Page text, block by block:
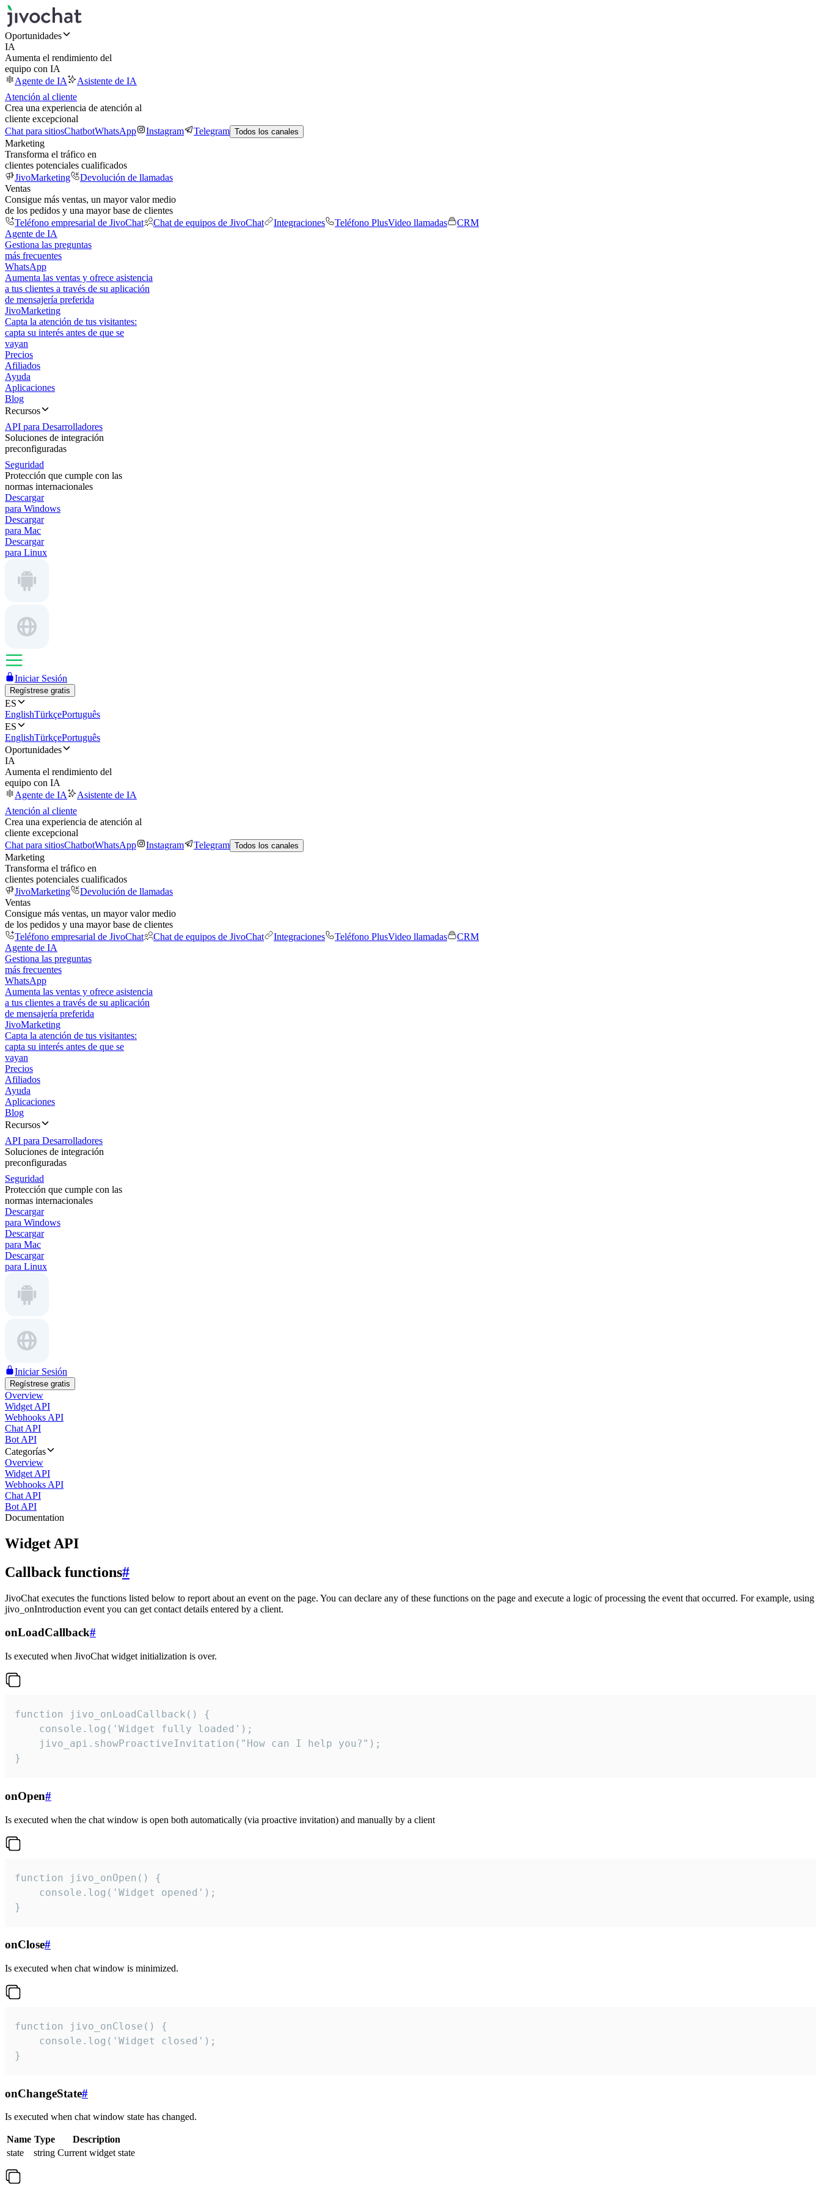
Oportunidades
IA
Aumenta el rendimiento del
equipo con IA
Agente de IA
Asistente de IA
Atención al cliente
Crea una experiencia de atención al
cliente excepcional
Chat para sitiosChatbotWhatsApp Instagram Telegram Todos los canales
Marketing
Transforma el tráfico en
clientes potenciales cualificados
JivoMarketing
Devolución de llamadas
Ventas
Consigue más ventas, un mayor valor medio
de los pedidos y una mayor base de clientes
Teléfono empresarial de JivoChat
Chat de equipos de JivoChat Integraciones Teléfono PlusVideo llamadas
CRM
Agente de IA
Gestiona las preguntas
más frecuentes
WhatsApp
Aumenta las ventas y ofrece asistencia
a tus clientes a través de su aplicación
de mensajería preferida
JivoMarketing
Capta la atención de tus visitantes:
capta su interés antes de que se
vayan
Precios
Afiliados
Ayuda
Aplicaciones
Blog
Recursos
API para Desarrolladores
Soluciones de integración
preconfiguradas
Seguridad
Protección que cumple con las
normas internacionales
Descargar
para Windows
Descargar
para Mac
Descargar
para Linux
Iniciar Sesión
Regístrese gratis
ES
EnglishTürkçePortuguês
ES
EnglishTürkçePortuguês
Oportunidades
IA
Aumenta el rendimiento del
equipo con IA
Agente de IA
Asistente de IA
Atención al cliente
Crea una experiencia de atención al
cliente excepcional
Chat para sitiosChatbotWhatsApp Instagram Telegram Todos los canales
Marketing
Transforma el tráfico en
clientes potenciales cualificados
JivoMarketing
Devolución de llamadas
Ventas
Consigue más ventas, un mayor valor medio
de los pedidos y una mayor base de clientes
Teléfono empresarial de JivoChat
Chat de equipos de JivoChat Integraciones Teléfono PlusVideo llamadas
CRM
Agente de IA
Gestiona las preguntas
más frecuentes
WhatsApp
Aumenta las ventas y ofrece asistencia
a tus clientes a través de su aplicación
de mensajería preferida
JivoMarketing
Capta la atención de tus visitantes:
capta su interés antes de que se
vayan
Precios
Afiliados
Ayuda
Aplicaciones
Blog
Recursos
API para Desarrolladores
Soluciones de integración
preconfiguradas
Seguridad
Protección que cumple con las
normas internacionales
Descargar
para Windows
Descargar
para Mac
Descargar
para Linux
Iniciar Sesión
Regístrese gratis
Overview
Widget API
Webhooks API
Chat API
Bot API
Categorías
Overview
Widget API
Webhooks API
Chat API
Bot API
Documentation
Widget API
Callback functions#
JivoChat executes the functions listed below to report about an event on the page. You can declare any of these functions on the page and execute a logic of processing the event that occurred. For example, using
jivo_onIntroduction event you can get contact details entered by a client.
onLoadCallback#
Is executed when JivoChat widget initialization is over.
function jivo_onLoadCallback() {
    console.log('Widget fully loaded');
    jivo_api.showProactiveInvitation("How can I help you?");
}
onOpen#
Is executed when the chat window is open both automatically (via proactive invitation) and manually by a client
function jivo_onOpen() {
    console.log('Widget opened');
}
onClose#
Is executed when chat window is minimized.
function jivo_onClose() {
    console.log('Widget closed');
}
onChangeState#
Is executed when chat window state has changed.
Name Type
Description
state
string Current widget state